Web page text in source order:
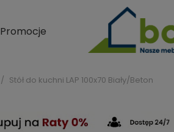
Promocje
Stół do kuchni LAP 100x70 Biały/Beton